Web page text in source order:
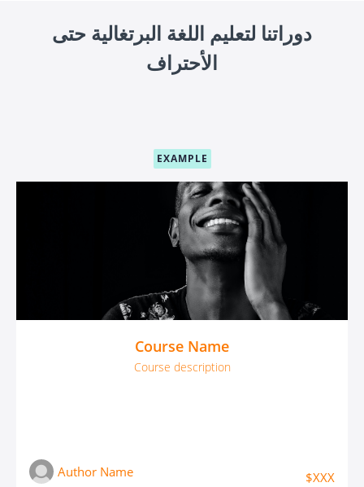
دوراتنا لتعليم اللغة البرتغالية حتى
الأحتراف
EXAMPLE
Course Name
Course description
Author Name $XXX